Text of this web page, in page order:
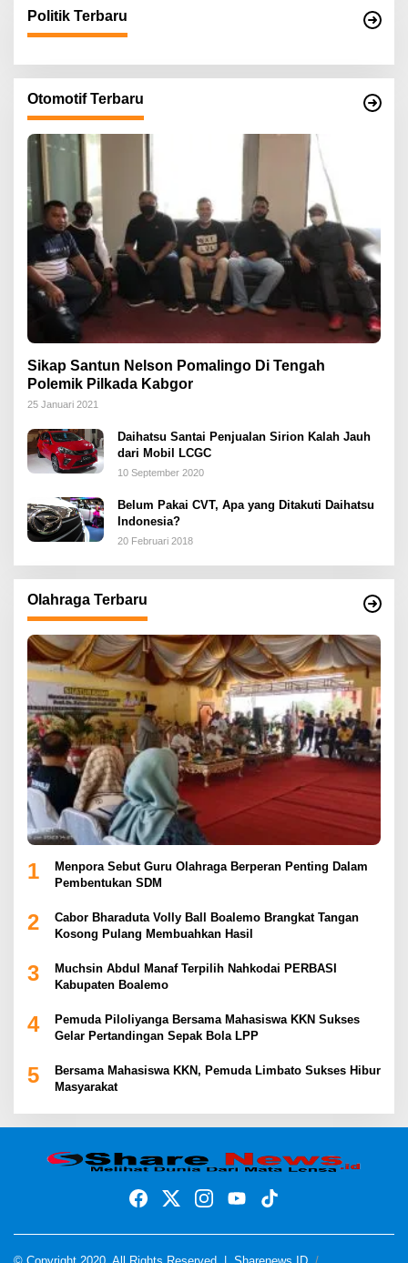
Politik Terbaru
Otomotif Terbaru
Sikap Santun Nelson Pomalingo Di Tengah
Polemik Pilkada Kabgor
25 Januari 2021
Daihatsu Santai Penjualan Sirion Kalah Jauh
dari Mobil LCGC
10 September 2020
Belum Pakai CVT, Apa yang Ditakuti Daihatsu
Indonesia?
20 Februari 2018
Olahraga Terbaru
1
Menpora Sebut Guru Olahraga Berperan Penting Dalam
Pembentukan SDM
2
Cabor Bharaduta Volly Ball Boalemo Brangkat Tangan
Kosong Pulang Membuahkan Hasil
3
Muchsin Abdul Manaf Terpilih Nahkodai PERBASI
Kabupaten Boalemo
4
Pemuda Piloliyanga Bersama Mahasiswa KKN Sukses
Gelar Pertandingan Sepak Bola LPP
5
Bersama Mahasiswa KKN, Pemuda Limbato Sukses Hibur
Masyarakat